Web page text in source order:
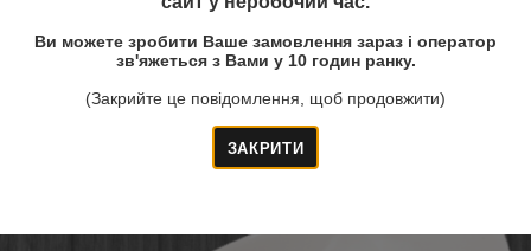
Ви можете зробити Ваше замовлення зараз і оператор
зв'яжеться з Вами у 10 годин ранку.
(Закрийте це повідомлення, щоб продовжити)
50 грам
Соус часниково-майонезний